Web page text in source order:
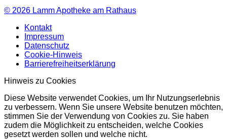
© 2026 Lamm Apotheke am Rathaus
Kontakt
Impressum
Datenschutz
Cookie-Hinweis
Barrierefreiheitserklärung
Hinweis zu Cookies
Diese Website verwendet Cookies, um Ihr Nutzungserlebnis
zu verbessern. Wenn Sie unsere Website benutzen möchten,
stimmen Sie der Verwendung von Cookies zu. Sie haben
zudem die Möglichkeit zu entscheiden, welche Cookies
gesetzt werden sollen und welche nicht.